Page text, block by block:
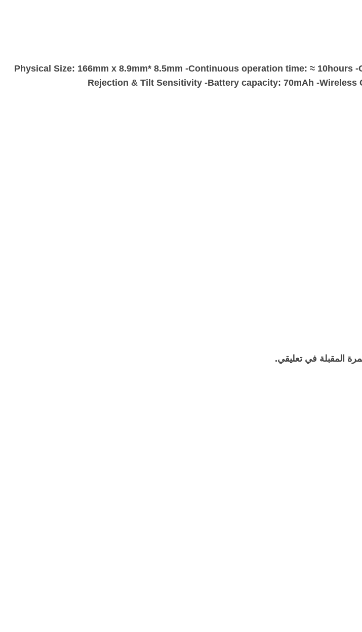
, -Physical Size: 166mm x 8.9mm* 8.5mm -Continuous operation time: ≈
Rejection & Tilt Sensitivity -Battery capacity: 70mAh -
المقبلة في تعليقي.